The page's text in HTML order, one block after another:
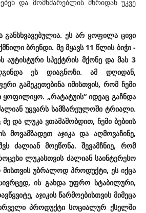
და მომხმარებლის მხრიდან უკვე
განსხვავებულია. ეს არ ყოფილა ცივი
ბრენდი. მე მყავს 11 წლის ბიჭი -
სპექტრის მქონე და მას 3
ეს დიაგნოზი. ამ დღიდან,
გამეკეთებინა იმისთვის, რომ ჩემი
„რატატუის“ იდეაც გაჩნდა
უყვარს სამზარეულოში ტრიალი.
და ლუკა ვთამაშობდით, ჩემი ბებიის
მოვამზადეთ აჯიკა და აღმოვაჩინე,
ძალიან მოეწონა. შევამჩნიე, რომ
ლუკასთვის ძალიან საინტერესო
უბრალოდ პროდუქტი, ეს იქცა
ის გახდა უფრო სტაბილური,
აჯიკის წარმოებისთვის მიმეცა
პროდუქტი სოციალურ ქსელში